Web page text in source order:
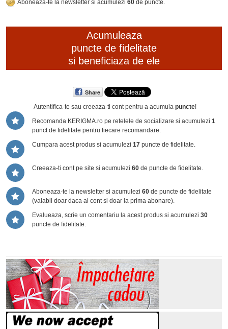
Aboneaza-te la newsletter si acumulezi 60 de puncte.
Acumuleaza
puncte de fidelitate
si beneficiaza de ele
Share
Autentifica-te sau creeaza-ti contpentru a acumula puncte!
Recomanda KERIGMA.ro pe retelele de socializare si acumulezi 1
punct de fidelitate pentru fiecare recomandare.
Cumpara acest produs si acumulezi 17 puncte de fidelitate.
Creeaza-ti cont pe site si acumulezi 60 de puncte de fidelitate.
Aboneaza-te la newsletter si acumulezi 60 de puncte de fidelitate
(valabil doar daca ai cont si doar la prima abonare).
Evalueaza, scrie un comentariu la acest produs si acumulezi 30
puncte de fidelitate.